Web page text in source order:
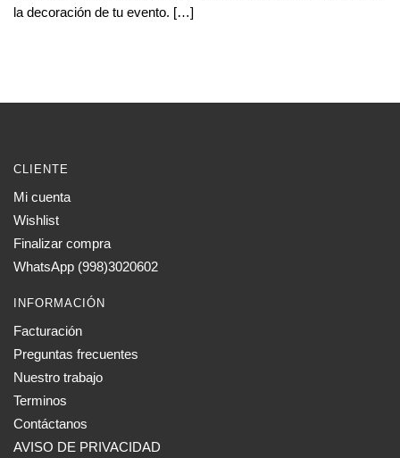
la decoración de tu evento. […]
CLIENTE
Mi cuenta
Wishlist
Finalizar compra
WhatsApp (998)3020602
INFORMACIÓN
Facturación
Preguntas frecuentes
Nuestro trabajo
Terminos
Contáctanos
AVISO DE PRIVACIDAD